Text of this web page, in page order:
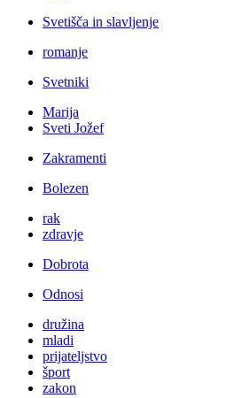
Svetišča in slavljenje
romanje
Svetniki
Marija
Sveti Jožef
Zakramenti
Bolezen
rak
zdravje
Dobrota
Odnosi
družina
mladi
prijateljstvo
šport
zakon